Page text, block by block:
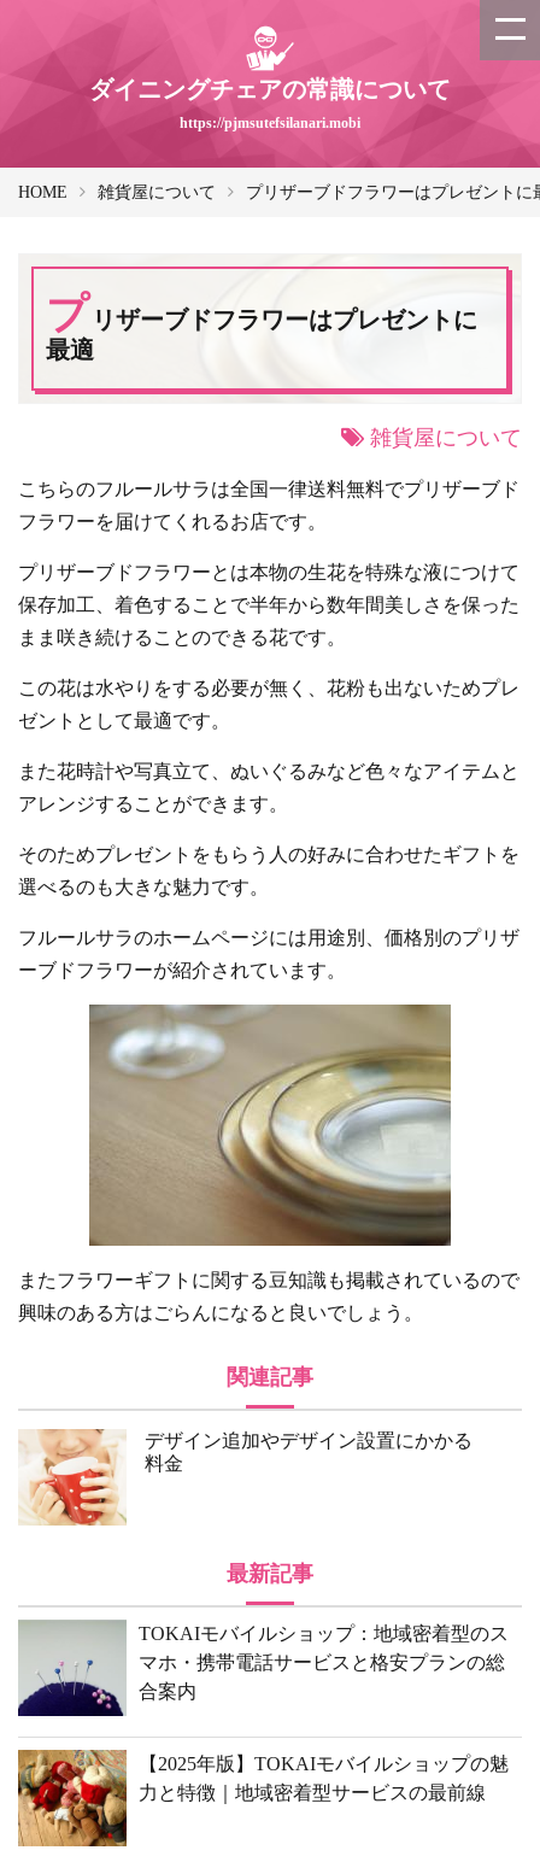
ダイニングチェアの常識について
https://pjmsutefsilanari.mobi
HOME 雑貨屋について プリザーブドフラワーはプレゼントに
プ リザーブドフラワーはプレゼントに
最適
雑貨屋について
こちらのフルールサラは全国一律送料無料でプリザーブド
フラワーを届けてくれるお店です。
プリザーブドフラワーとは本物の生花を特殊な液につけて
保存加工、着色することで半年から数年間美しさを保った
まま咲き続けることのできる花です。
この花は水やりをする必要が無く、花粉も出ないためプレ
ゼントとして最適です。
また花時計や写真立て、ぬいぐるみなど色々なアイテムと
アレンジすることができます。
そのためプレゼントをもらう人の好みに合わせたギフトを
選べるのも大きな魅力です。
フルールサラのホームページには用途別、価格別のプリザ
ーブドフラワーが紹介されています。
またフラワーギフトに関する豆知識も掲載されているので
興味のある方はごらんになると良いでしょう。
関連記事
デザイン追加やデザイン設置にかかる
料金
最新記事
TOKAIモバイルショップ：地域密着型のス
マホ・携帯電話サービスと格安プランの総
合案内
【2025年版】TOKAIモバイルショップの魅
力と特徴｜地域密着型サービスの最前線